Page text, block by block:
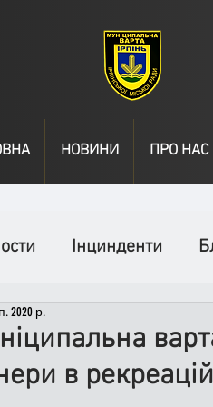
НОВИНИ ПРО НАС
Інцинденти
День народження
Спільні заходи
в
2020 р.